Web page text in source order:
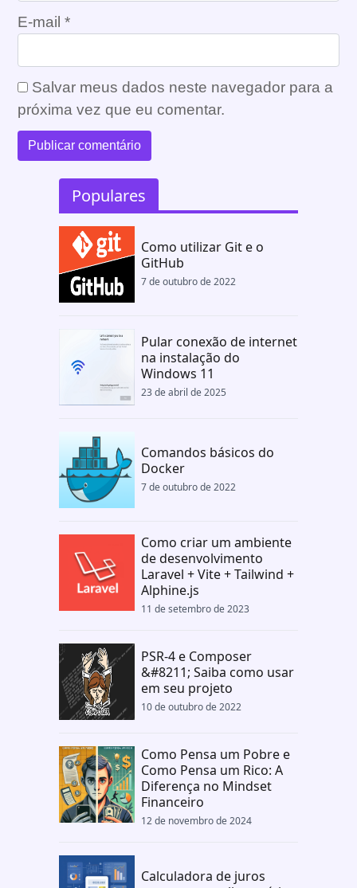
E-mail *
Salvar meus dados neste navegador para a
próxima vez que eu comentar.
Populares
Como utilizar Git e o
GitHub
7 de outubro de 2022
Pular conexão de internet
na instalação do
Windows 11
23 de abril de 2025
Comandos básicos do
Docker
7 de outubro de 2022
Como criar um ambiente
de desenvolvimento
Laravel + Vite + Tailwind +
Alphine.js
11 de setembro de 2023
PSR-4 e Composer
&#8211; Saiba como usar
em seu projeto
10 de outubro de 2022
Como Pensa um Pobre e
Como Pensa um Rico: A
Diferença no Mindset
Financeiro
12 de novembro de 2024
Calculadora de juros